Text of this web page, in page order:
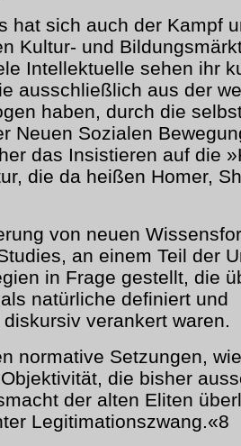
hat sich auch der Kampf
Kultur- und
Intellektuelle sehen ihr
ausschließlich aus der
haben, durch die
Neuen Sozialen
das Insistieren auf die
die da heißen Homer,
von neuen
an einem Teil der
in Frage gestellt, die
natürliche definiert und
verankert waren.
normative Setzungen,
die bisher
der alten Eliten
Legitimationszwang.«8